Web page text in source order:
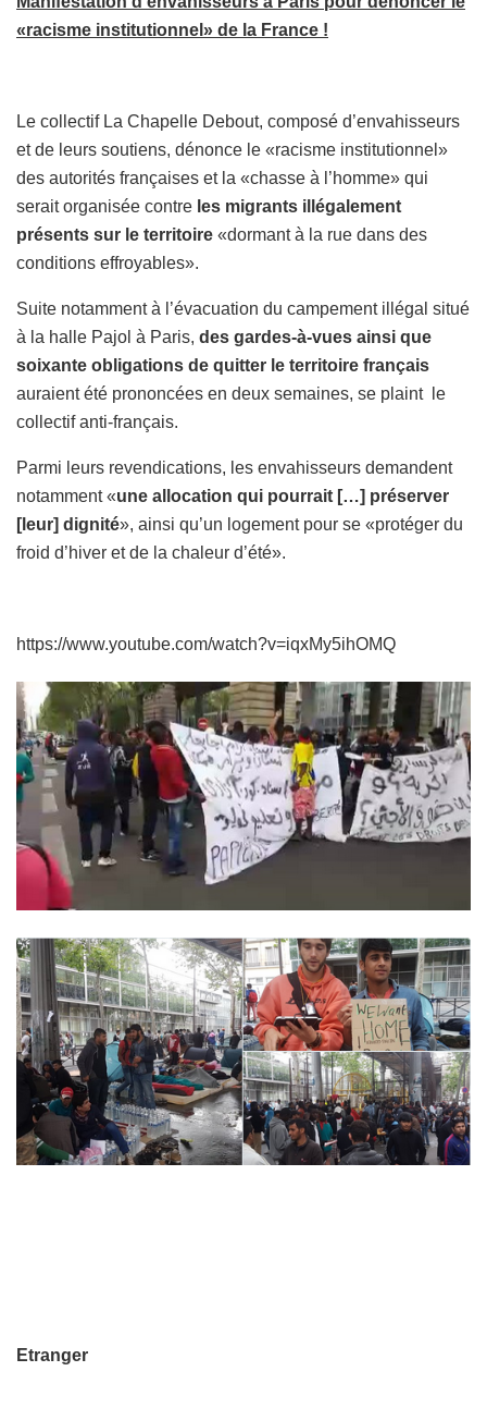
«racisme institutionnel» de la France !
Le collectif La Chapelle Debout, composé d’envahisseurs
et de leurs soutiens, dénonce le «racisme institutionnel»
des autorités françaises et la «chasse à l’homme» qui
serait organisée contre les migrants illégalement
présents sur le territoire «dormant à la rue dans des
conditions effroyables».
Suite notamment à l’évacuation du campement illégal situé
à la halle Pajol à Paris, des gardes-à-vues ainsi que
soixante obligations de quitter le territoire français
auraient été prononcées en deux semaines, se plaint le
collectif anti-français.
Parmi leurs revendications, les envahisseurs demandent
notamment «une allocation qui pourrait […] préserver
[leur] dignité», ainsi qu’un logement pour se «protéger du
froid d’hiver et de la chaleur d’été».
https://www.youtube.com/watch?v=iqxMy5ihOMQ
Etranger